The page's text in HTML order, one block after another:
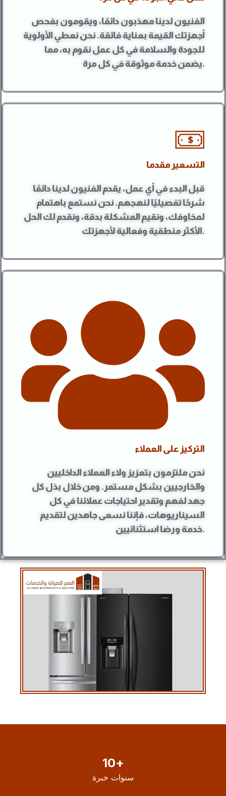
الفنيون لدينا مهذبون دائمًا، ويقومون بفحص
أجهزتك القيمة بعناية فائقة. نحن نعطي الأولوية
للجودة والسلامة في كل عمل نقوم به، مما
يضمن خدمة موثوقة في كل مرة.
التسعير مقدما
قبل البدء في أي عمل، يقدم الفنيون لدينا دائمًا
شرحًا تفصيليًا لنهجهم. نحن نستمع باهتمام
لمخاوفك، ونقيم المشكلة بدقة، ونقدم لك الحل
الأكثر منطقية وفعالية لأجهزتك.
التركيز على العملاء
نحن ملتزمون بتعزيز ولاء العملاء الداخليين
والخارجيين بشكل مستمر. ومن خلال بذل كل
جهد لفهم وتقدير احتياجات عملائنا في كل
السيناريوهات، فإننا نسعى جاهدين لتقديم
خدمة ورضا استثنائيين.
10+
سنوات خبرة